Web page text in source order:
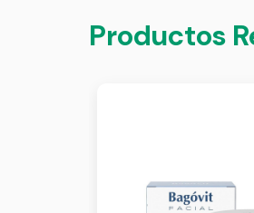
Productos